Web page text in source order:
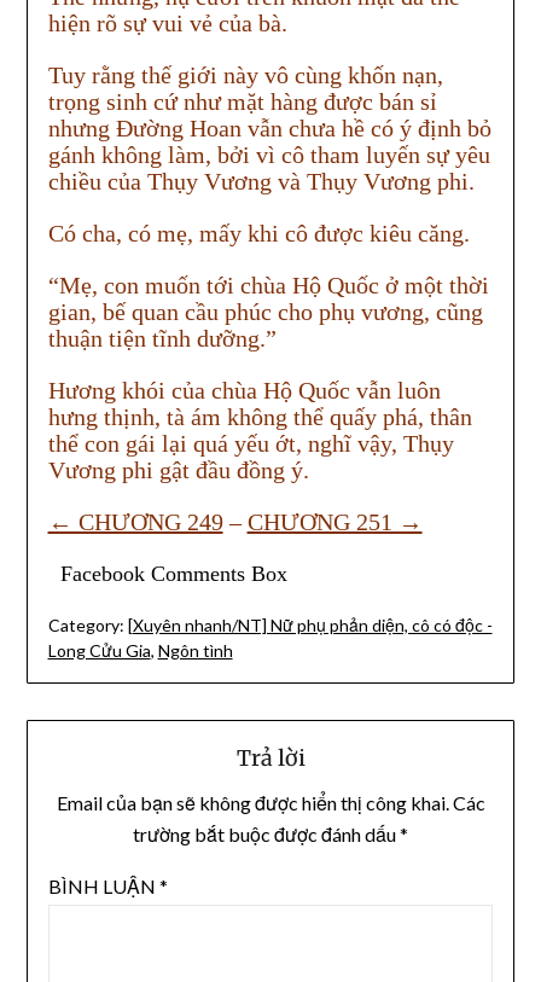
hiện rõ sự vui vẻ của bà.
Tuy rằng thế giới này vô cùng khốn nạn,
trọng sinh cứ như mặt hàng được bán sỉ
nhưng Đường Hoan vẫn chưa hề có ý định bỏ
gánh không làm, bởi vì cô tham luyến sự yêu
chiều của Thụy Vương và Thụy Vương phi.
Có cha, có mẹ, mấy khi cô được kiêu căng.
“Mẹ, con muốn tới chùa Hộ Quốc ở một thời
gian, bế quan cầu phúc cho phụ vương, cũng
thuận tiện tĩnh dưỡng.”
Hương khói của chùa Hộ Quốc vẫn luôn
hưng thịnh, tà ám không thể quấy phá, thân
thể con gái lại quá yếu ớt, nghĩ vậy, Thụy
Vương phi gật đầu đồng ý.
← CHƯƠNG 249–CHƯƠNG 251 →
Facebook Comments Box
Category: [Xuyên nhanh/NT] Nữ phụ phản diện, cô có độc -
Long Cửu Gia, Ngôn tình
Trả lời
Email của bạn sẽ không được hiển thị công khai.Các
trường bắt buộc được đánh dấu*
BÌNH LUẬN *